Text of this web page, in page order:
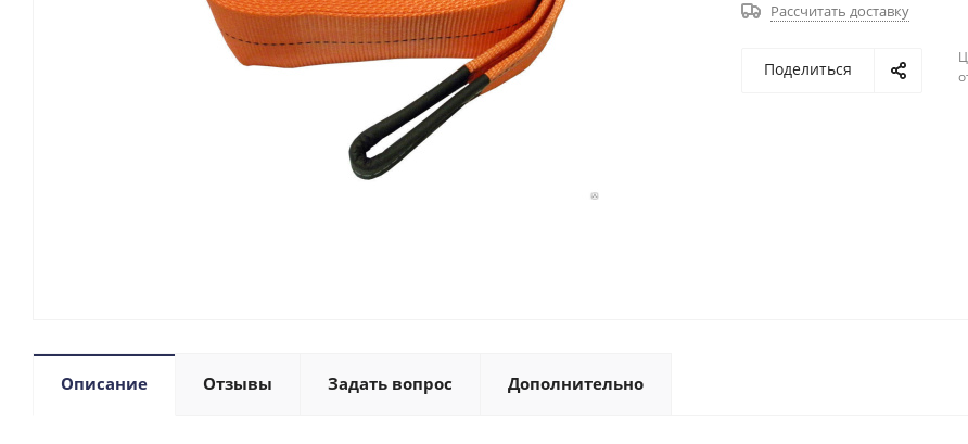
Рассчитать доставку
Поделиться
Описание Отзывы Задать вопрос Дополнительно